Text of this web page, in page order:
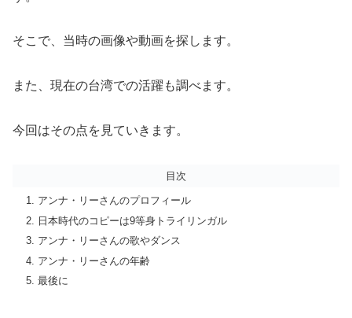
そこで、当時の画像や動画を探します。
また、現在の台湾での活躍も調べます。
今回はその点を見ていきます。
目次
アンナ・リーさんのプロフィール
日本時代のコピーは9等身トライリンガル
アンナ・リーさんの歌やダンス
アンナ・リーさんの年齢
最後に